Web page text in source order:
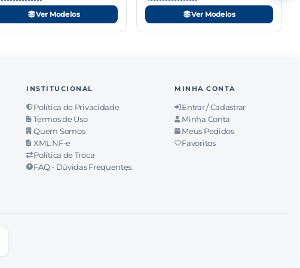
Ver Modelos Ver Modelos
INSTITUCIONAL
Política de Privacidade
Termos de Uso
Quem Somos
XML NF-e
Política de Troca
FAQ - Dúvidas Frequentes
MINHA CONTA
Entrar / Cadastrar
Minha Conta
Meus Pedidos
Favoritos